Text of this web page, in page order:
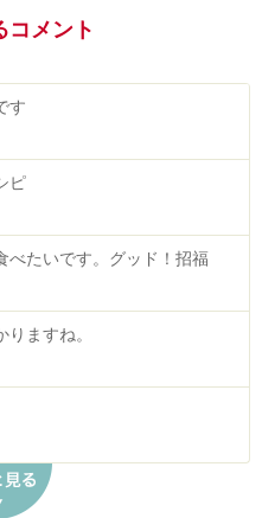
コメント
す
ピ
べたいです。グッド！招福
ますね。